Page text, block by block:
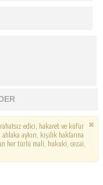
edici, hakaret ve küfür
aykırı, kişilik haklarına
her türlü mali, hukuki, cezai,